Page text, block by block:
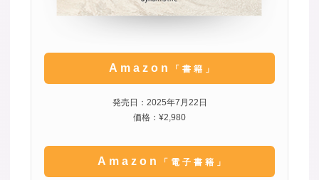
Amazon 「書籍」
発売日：2025年7月22日
価格：¥2,980
Amazon 「電子書籍」